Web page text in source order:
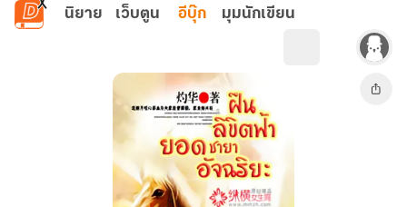
ข้ามไปยังเนื้อหาหลัก
นิยาย เว็บตูน อีบุ๊ก มุมนักเขียน